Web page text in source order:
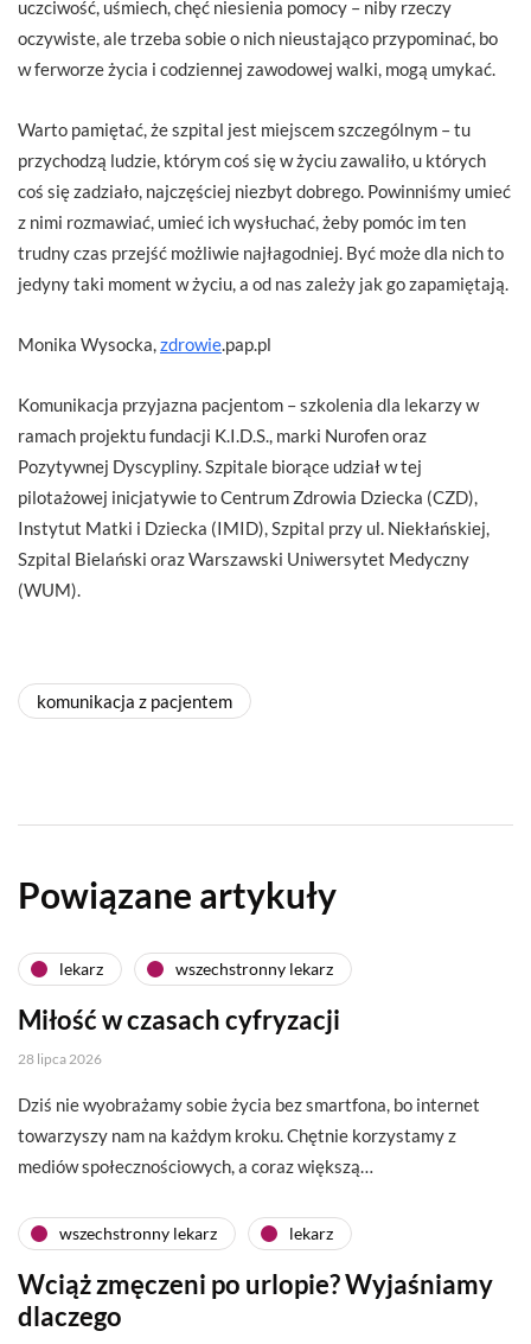
uczciwość, uśmiech, chęć niesienia pomocy – niby rzeczy
oczywiste, ale trzeba sobie o nich nieustająco przypominać, bo
w ferworze życia i codziennej zawodowej walki, mogą umykać.
Warto pamiętać, że szpital jest miejscem szczególnym – tu
przychodzą ludzie, którym coś się w życiu zawaliło, u których
coś się zadziało, najczęściej niezbyt dobrego. Powinniśmy umieć
z nimi rozmawiać, umieć ich wysłuchać, żeby pomóc im ten
trudny czas przejść możliwie najłagodniej. Być może dla nich to
jedyny taki moment w życiu, a od nas zależy jak go zapamiętają.
Monika Wysocka, zdrowie .pap.pl
Komunikacja przyjazna pacjentom – szkolenia dla lekarzy w
ramach projektu fundacji K.I.D.S., marki Nurofen oraz
Pozytywnej Dyscypliny. Szpitale biorące udział w tej
pilotażowej inicjatywie to Centrum Zdrowia Dziecka (CZD),
Instytut Matki i Dziecka (IMID), Szpital przy ul. Niekłańskiej,
Szpital Bielański oraz Warszawski Uniwersytet Medyczny
(WUM).
komunikacja z pacjentem
Powiązane artykuły
lekarz wszechstronny lekarz
Miłość w czasach cyfryzacji
28 lipca 2026
Dziś nie wyobrażamy sobie życia bez smartfona, bo internet
towarzyszy nam na każdym kroku. Chętnie korzystamy z
mediów społecznościowych, a coraz większą…
wszechstronny lekarz lekarz
Wciąż zmęczeni po urlopie? Wyjaśniamy
dlaczego